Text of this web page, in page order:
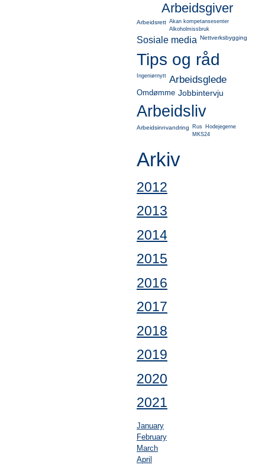
Arbeidsgiver
Arbeidsrett Akan kompetansesenter
Alkoholmissbruk
Sosiale media Nettverksbygging
Tips og råd
Ingeniørnytt Arbeidsglede
Omdømme Jobbintervju
Arbeidsliv
Arbeidsinnvandring Rus
Hodejegerne
MKS24
Arkiv
2012
2013
2014
2015
2016
2017
2018
2019
2020
2021
January
February
March
April